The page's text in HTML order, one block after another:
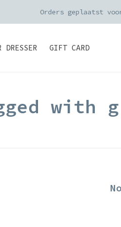
GIFT CARD
Orders geplaatst
with